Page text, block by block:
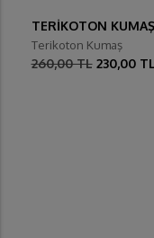
TERİKOTON
Terikoton Kumaş
260,00 TL 230,00 TL